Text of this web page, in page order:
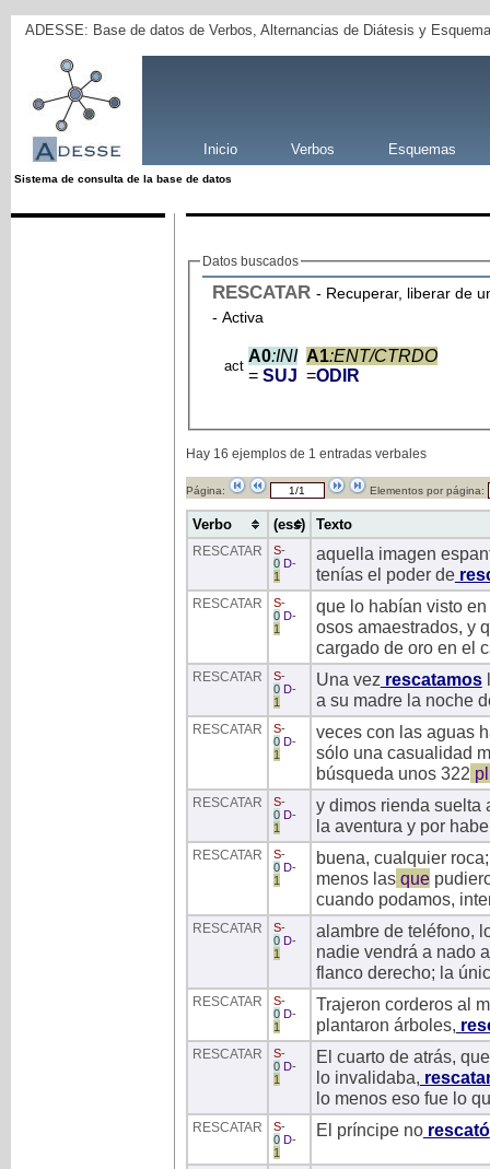
ADESSE: Base de datos de Verbos, Alternancias de Diátesis y
Inicio Verbos Esquemas
Sistema de consulta de la base de datos
Datos buscados
RESCATAR - Recuperar, liberar de
- Activa
act
A0:INI
= SUJ
A1:ENT/CTRDO
=ODIR
Hay 16 ejemplos de 1 entradas verbales
Página: Elementos por página:
Verbo (ess) Texto
RESCATAR S-
0 D-
1
aquella imagen
tenías el poder de
RESCATAR S-
0 D-
1
que lo habían visto
osos amaestrados, y
cargado de oro en el
RESCATAR S-
0 D-
1
Una vez rescatamos
a su madre la noche
RESCATAR S-
0 D-
1
veces con las aguas
sólo una casualidad
búsqueda unos 322
RESCATAR S-
0 D-
1
y dimos rienda suelta
la aventura y por
RESCATAR S-
0 D-
1
buena, cualquier
menos lasque
cuando podamos,
RESCATAR S-
0 D-
1
alambre de teléfono,
nadie vendrá a nado a
flanco derecho; la
RESCATAR S-
0 D-
1
Trajeron corderos al
plantaron árboles,
RESCATAR S-
0 D-
1
El cuarto de atrás,
lo invalidaba,
lo menos eso fue lo
RESCATAR S-
0 D-
1
El príncipe norescató